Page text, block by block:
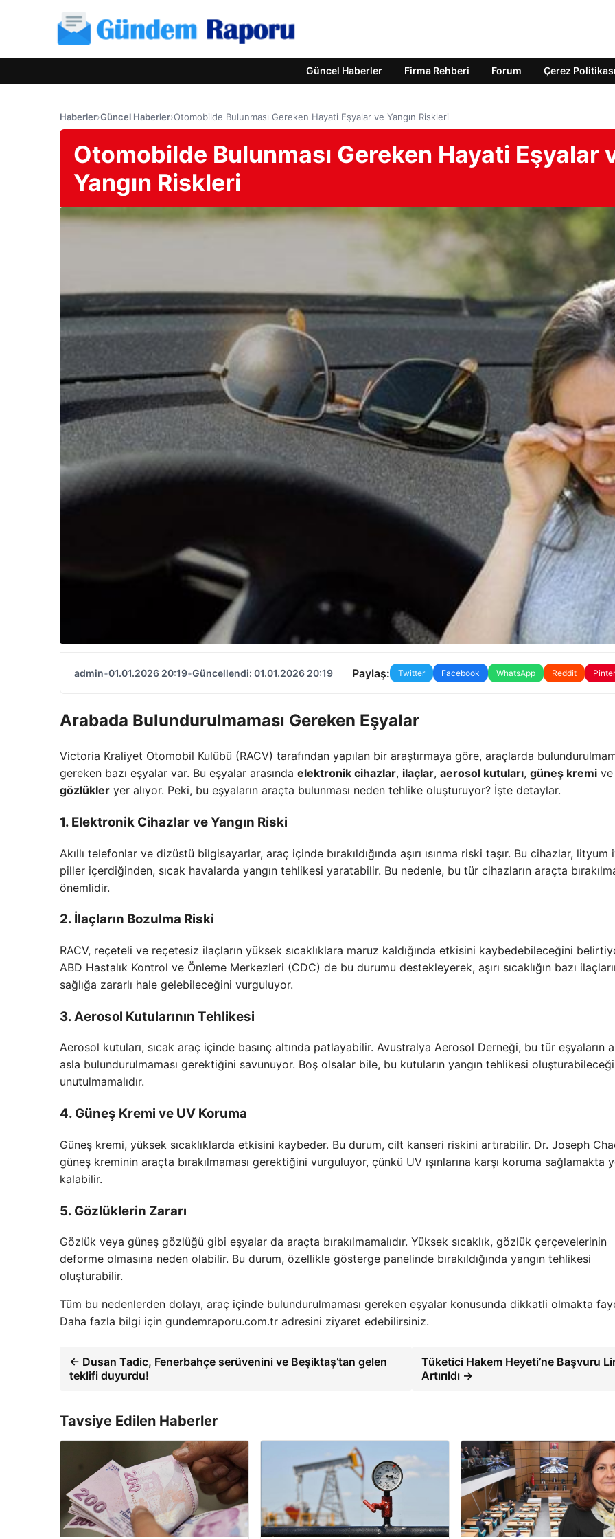
Güncel Haberler Firma Rehberi Forum Çerez Politikası
Haberler›Güncel Haberler›Otomobilde Bulunması Gereken Hayati Eşyalar ve Yangın Riskleri
Otomobilde Bulunması Gereken Hayati Eşyalar
Yangın Riskleri
admin•01.01.2026 20:19•Güncellendi: 01.01.2026 20:19 Paylaş: Twitter Facebook WhatsApp Reddit
Arabada Bulundurulmaması Gereken Eşyalar
Victoria Kraliyet Otomobil Kulübü (RACV) tarafından yapılan bir araştırmaya göre, araçlarda
gereken bazı eşyalar var. Bu eşyalar arasında elektronik cihazlar, ilaçlar, aerosol kutuları, güneş kremi ve
gözlükler yer alıyor. Peki, bu eşyaların araçta bulunması neden tehlike oluşturuyor? İşte detaylar.
1. Elektronik Cihazlar ve Yangın Riski
Akıllı telefonlar ve dizüstü bilgisayarlar, araç içinde bırakıldığında aşırı ısınma riski taşır. Bu cihazlar, lityum
piller içerdiğinden, sıcak havalarda yangın tehlikesi yaratabilir. Bu nedenle, bu tür cihazların araçta
önemlidir.
2. İlaçların Bozulma Riski
RACV, reçeteli ve reçetesiz ilaçların yüksek sıcaklıklara maruz kaldığında etkisini kaybedebileceğini
ABD Hastalık Kontrol ve Önleme Merkezleri (CDC) de bu durumu destekleyerek, aşırı sıcaklığın bazı
sağlığa zararlı hale gelebileceğini vurguluyor.
3. Aerosol Kutularının Tehlikesi
Aerosol kutuları, sıcak araç içinde basınç altında patlayabilir. Avustralya Aerosol Derneği, bu tür eşyaların
asla bulundurulmaması gerektiğini savunuyor. Boş olsalar bile, bu kutuların yangın tehlikesi oluşturabileceği
unutulmamalıdır.
4. Güneş Kremi ve UV Koruma
Güneş kremi, yüksek sıcaklıklarda etkisini kaybeder. Bu durum, cilt kanseri riskini artırabilir. Dr. Joseph
güneş kreminin araçta bırakılmaması gerektiğini vurguluyor, çünkü UV ışınlarına karşı koruma sağlamakta
kalabilir.
5. Gözlüklerin Zararı
Gözlük veya güneş gözlüğü gibi eşyalar da araçta bırakılmamalıdır. Yüksek sıcaklık, gözlük çerçevelerinin
deforme olmasına neden olabilir. Bu durum, özellikle gösterge panelinde bırakıldığında yangın tehlikesi
oluşturabilir.
Tüm bu nedenlerden dolayı, araç içinde bulundurulmaması gereken eşyalar konusunda dikkatli olmakta
Daha fazla bilgi için gundemraporu.com.tr adresini ziyaret edebilirsiniz.
← Dusan Tadic, Fenerbahçe serüvenini ve Beşiktaş’tan gelen
teklifi duyurdu!
Tüketici Hakem Heyeti’ne Başvuru
Artırıldı →
Tavsiye Edilen Haberler